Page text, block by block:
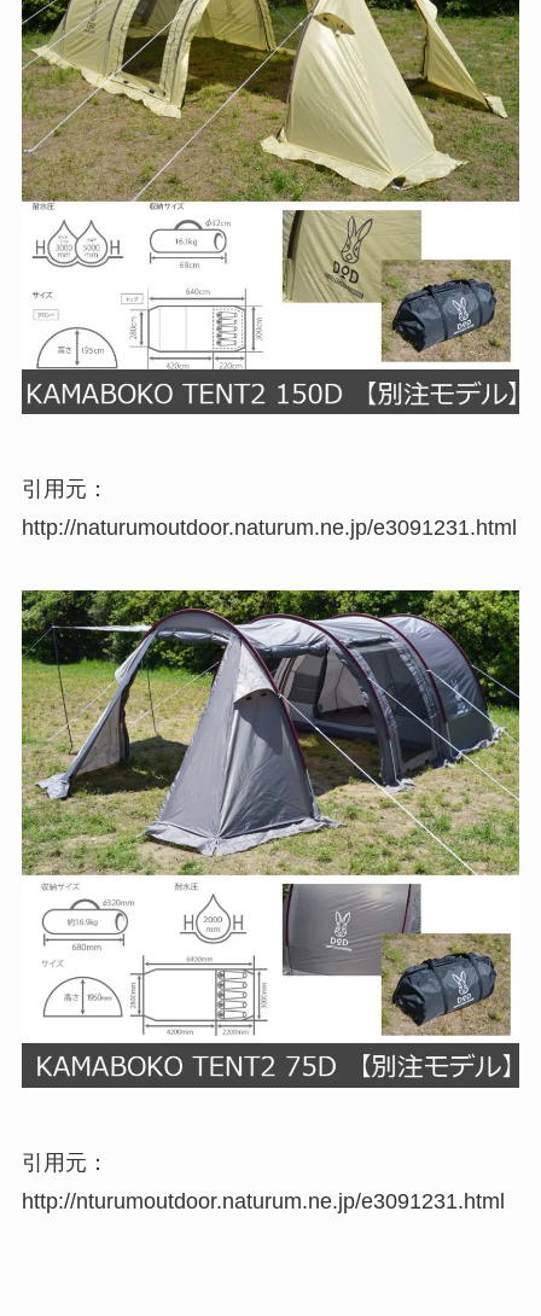
引用元：
http://naturumoutdoor.naturum.ne.jp/e3091231.html
引用元：
http://nturumoutdoor.naturum.ne.jp/e3091231.html